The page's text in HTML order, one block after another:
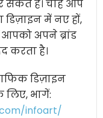
सकते हैं। चाहे आप
डिज़ाइन में नए हों,
अपने ब्रांड
करता है।
डिज़ाइन
भागें:
infoart/